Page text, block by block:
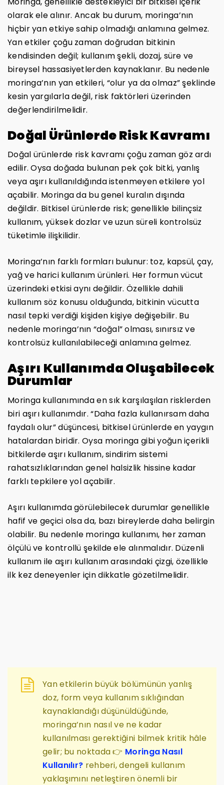
olarak ele alınır. Ancak bu durum, moringa’nın
hiçbir yan etkiye sahip olmadığı anlamına gelmez.
Yan etkiler çoğu zaman doğrudan bitkinin
kendisinden değil; kullanım şekli, dozaj, süre ve
bireysel hassasiyetlerden kaynaklanır. Bu nedenle
moringa’nın yan etkileri, “olur ya da olmaz” şeklinde
kesin yargılarla değil, risk faktörleri üzerinden
değerlendirilmelidir.
Doğal Ürünlerde Risk Kavramı
Doğal ürünlerde risk kavramı çoğu zaman göz ardı
edilir. Oysa doğada bulunan pek çok bitki, yanlış
veya aşırı kullanıldığında istenmeyen etkilere yol
açabilir. Moringa da bu genel kuralın dışında
değildir. Bitkisel ürünlerde risk; genellikle bilinçsiz
kullanım, yüksek dozlar ve uzun süreli kontrolsüz
tüketimle ilişkilidir.
Moringa’nın farklı formları bulunur: toz, kapsül, çay,
yağ ve harici kullanım ürünleri. Her formun vücut
üzerindeki etkisi aynı değildir. Özellikle dahili
kullanım söz konusu olduğunda, bitkinin vücutta
nasıl tepki verdiği kişiden kişiye değişebilir. Bu
nedenle moringa’nın “doğal” olması, sınırsız ve
kontrolsüz kullanılabileceği anlamına gelmez.
Aşırı Kullanımda Oluşabilecek
Durumlar
Moringa kullanımında en sık karşılaşılan risklerden
biri aşırı kullanımdır. “Daha fazla kullanırsam daha
faydalı olur” düşüncesi, bitkisel ürünlerde en yaygın
hatalardan biridir. Oysa moringa gibi yoğun içerikli
bitkilerde aşırı kullanım, sindirim sistemi
rahatsızlıklarından genel halsizlik hissine kadar
farklı tepkilere yol açabilir.
Aşırı kullanımda görülebilecek durumlar genellikle
hafif ve geçici olsa da, bazı bireylerde daha belirgin
olabilir. Bu nedenle moringa kullanımı, her zaman
ölçülü ve kontrollü şekilde ele alınmalıdır. Düzenli
kullanım ile aşırı kullanım arasındaki çizgi, özellikle
ilk kez deneyenler için dikkatle gözetilmelidir.
Yan etkilerin büyük bölümünün yanlış
doz, form veya kullanım sıklığından
kaynaklandığı düşünüldüğünde,
moringa’nın nasıl ve ne kadar
kullanılması gerektiğini bilmek kritik hâle
gelir; bu noktada 👉 Moringa Nasıl
Kullanılır? rehberi, dengeli kullanım
yaklaşımını netleştiren önemli bir